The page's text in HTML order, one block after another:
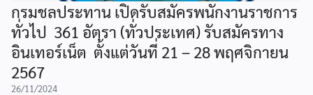
กรมชลประทาน เปิดรับสมัครพนักงานราชการ
ทั่วไป 361 อัตรา (ทั่วประเทศ) รับสมัครทาง
อินเทอร์เน็ต ตั้งแต่วันที่ 21 – 28 พฤศจิกายน
2567
26/11/2024